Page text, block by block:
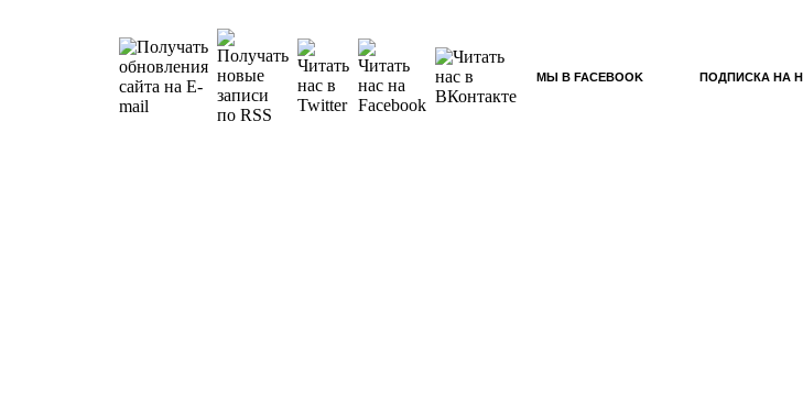
МЫ В FACEBOOK ПОДПИСКА НА